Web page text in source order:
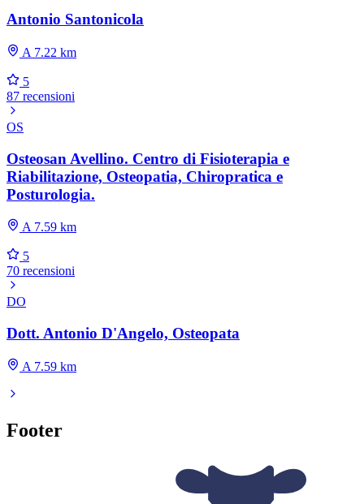
Antonio Santonicola
A 7.22 km
5
87 recensioni
OS
Osteosan Avellino. Centro di Fisioterapia e
Riabilitazione, Osteopatia, Chiropratica e
Posturologia.
A 7.59 km
5
70 recensioni
DO
Dott. Antonio D'Angelo, Osteopata
A 7.59 km
Footer